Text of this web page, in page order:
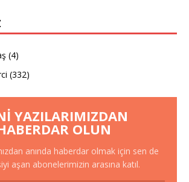
(4)
(332)
YAZILARIMIZDAN
OLUN
anında haberdar olmak için sen de
aşan abonelerimizin arasına katıl.